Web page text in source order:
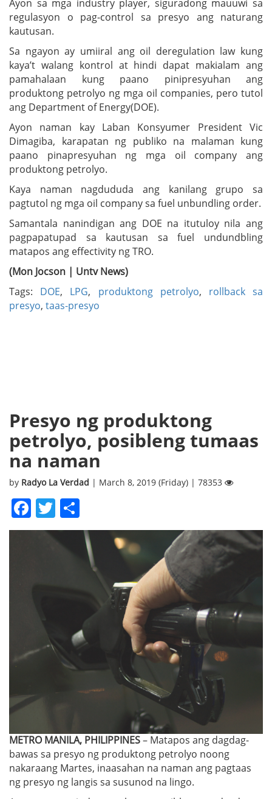
Ayon sa mga industry player, siguradong mauuwi sa
regulasyon o pag-control sa presyo ang naturang
kautusan.
Sa ngayon ay umiiral ang oil deregulation law kung
kaya’t walang kontrol at hindi dapat makialam ang
pamahalaan kung paano pinipresyuhan ang
produktong petrolyo ng mga oil companies, pero tutol
ang Department of Energy(DOE).
Ayon naman kay Laban Konsyumer President Vic
Dimagiba, karapatan ng publiko na malaman kung
paano pinapresyuhan ng mga oil company ang
produktong petrolyo.
Kaya naman nagdududa ang kanilang grupo sa
pagtutol ng mga oil company sa fuel unbundling order.
Samantala nanindigan ang DOE na itutuloy nila ang
pagpapatupad sa kautusan sa fuel undundbling
matapos ang effectivity ng TRO.
(Mon Jocson | Untv News)
Tags: DOE, LPG, produktong petrolyo, rollback sa
presyo, taas-presyo
Presyo ng produktong
petrolyo, posibleng tumaas
na naman
by Radyo La Verdad | March 8, 2019 (Friday) | 78353
Facebook
Twitter
METRO MANILA, PHILIPPINES– Matapos ang dagdag-
bawas sa presyo ng produktong petrolyo noong
nakaraang Martes, inaasahan na naman ang pagtaas
ng presyo ng langis sa susunod na lingo.